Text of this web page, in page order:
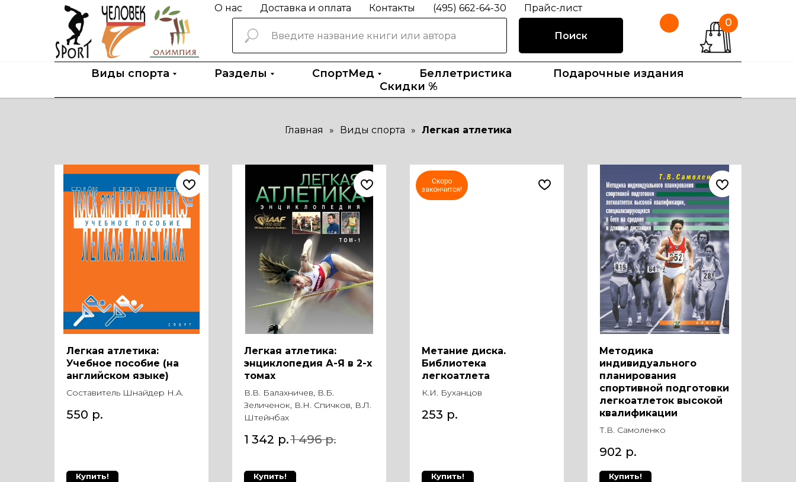
О нас Доставка и оплата Контакты (495) 662-64-30 Прайс-лист
0
Поиск
Виды спорта Разделы СпортМед Беллетристика
Подарочные издания
Скидки %
Главная » Виды спорта » Легкая атлетика
Легкая атлетика:
Учебное пособие (на
английском языке)
Составитель Шнайдер Н.А.
550 р.
Купить!
Легкая атлетика:
энциклопедия А-Я в 2-х
томах
В.В. Балахничев, В.Б.
Зеличенок, В.Н. Спичков, В.Л.
Штейнбах
1 342 р.1 496 р.
Купить!
Скоро
закончится!
Метание диска.
Библиотека
легкоатлета
К.И. Буханцов
253 р.
Купить!
Методика
индивидуального
планирования
спортивной подготовки
легкоатлеток высокой
квалификации
Т.В. Самоленко
902 р.
Купить!